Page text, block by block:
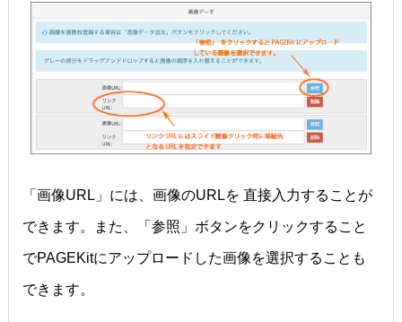
「画像URL」には、画像のURLを 直接入力することが
できます。また、「参照」ボタンをクリックすること
でPAGEKitにアップロードした画像を選択することも
できます。